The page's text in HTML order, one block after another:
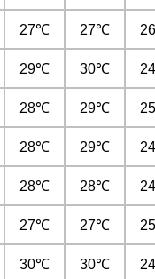
27℃ 27℃
29℃ 30℃
28℃ 29℃
28℃ 29℃
28℃ 28℃
27℃ 27℃
30℃ 30℃